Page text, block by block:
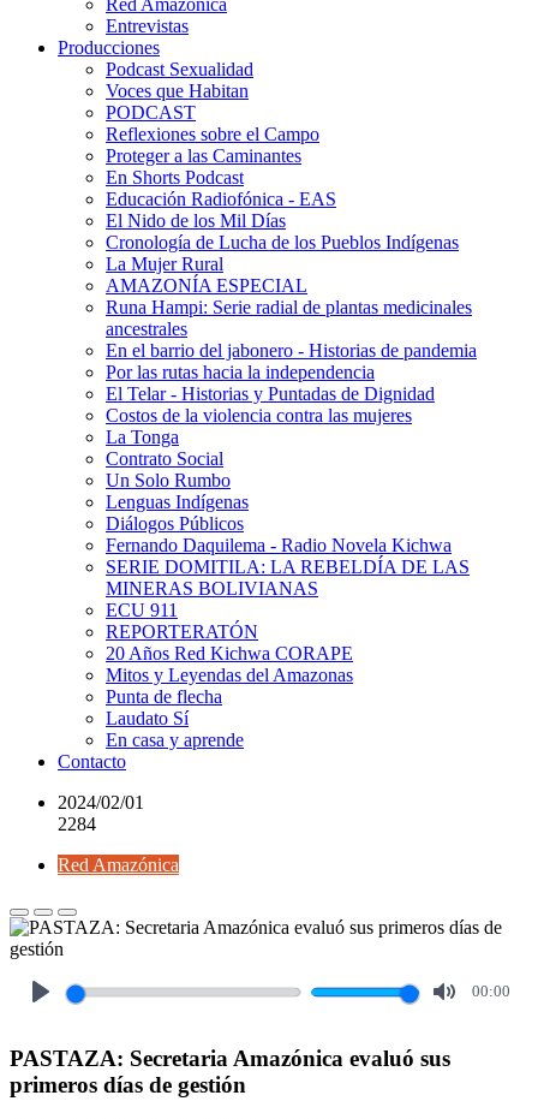
Red Amazónica
Entrevistas
Producciones
Podcast Sexualidad
Voces que Habitan
PODCAST
Reflexiones sobre el Campo
Proteger a las Caminantes
En Shorts Podcast
Educación Radiofónica - EAS
El Nido de los Mil Días
Cronología de Lucha de los Pueblos Indígenas
La Mujer Rural
AMAZONÍA ESPECIAL
Runa Hampi: Serie radial de plantas medicinales
ancestrales
En el barrio del jabonero - Historias de pandemia
Por las rutas hacia la independencia
El Telar - Historias y Puntadas de Dignidad
Costos de la violencia contra las mujeres
La Tonga
Contrato Social
Un Solo Rumbo
Lenguas Indígenas
Diálogos Públicos
Fernando Daquilema - Radio Novela Kichwa
SERIE DOMITILA: LA REBELDÍA DE LAS
MINERAS BOLIVIANAS
ECU 911
REPORTERATÓN
20 Años Red Kichwa CORAPE
Mitos y Leyendas del Amazonas
Punta de flecha
Laudato Sí
En casa y aprende
Contacto
2024/02/01
2284
Red Amazónica
00:00
PASTAZA: Secretaria Amazónica evaluó sus
primeros días de gestión